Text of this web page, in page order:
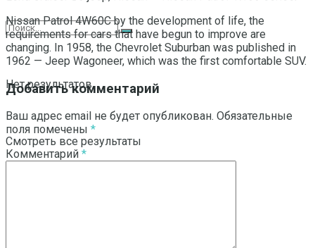
Нет результатов
Смотреть все результаты
Nissan Patrol 4W60C by the development of life, the
requirements for cars that have begun to improve are
changing. In 1958, the Chevrolet Suburban was published in
1962 — Jeep Wagoneer, which was the first comfortable SUV.
Добавить комментарий
Ваш адрес email не будет опубликован. Обязательные
поля помечены *
Комментарий *